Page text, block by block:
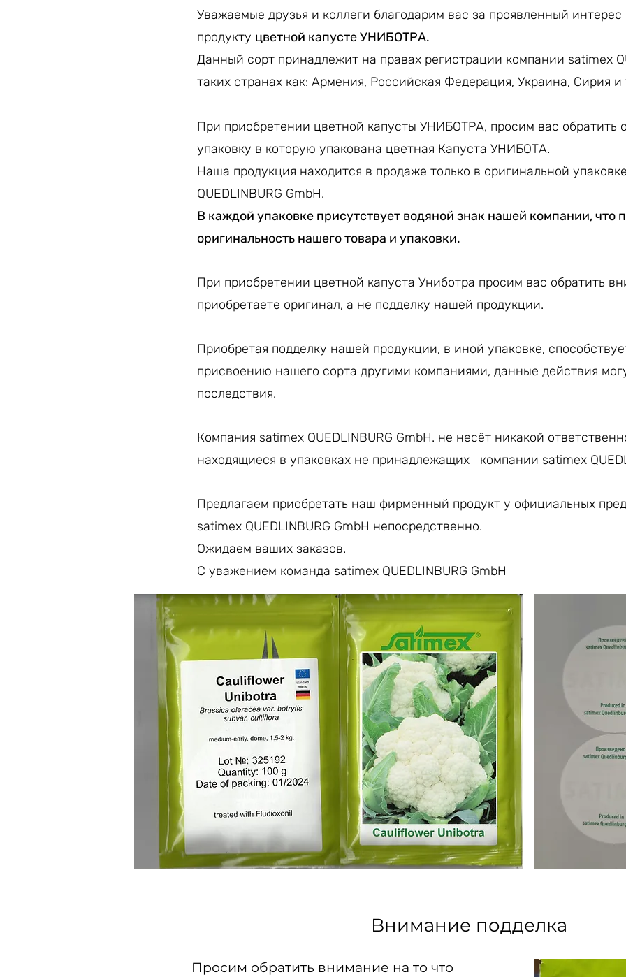
Уважаемые друзья и коллеги благодарим вас за проявленный
продукту цветной капусте УНИБОТРА.
Данный сорт принадлежит на правах регистрации компании satimex
таких странах как: Армения, Российская Федерация, Украина, Сирия и
При приобретении цветной капусты УНИБОТРА, просим вас обратить
упаковку в которую упакована цветная Капуста УНИБОТА.
Наша продукция находится в продаже только в оригинальной
QUEDLINBURG GmbH.
В каждой упаковке присутствует водяной знак нашей компании, что
оригинальность нашего товара и упаковки.
При приобретении цветной капуста Униботра просим вас обратить
приобретаете оригинал, а не подделку нашей продукции.
Приобретая подделку нашей продукции, в иной упаковке,
присвоению нашего сорта другими компаниями, данные действия
последствия.
Компания satimex QUEDLINBURG GmbH. не несёт никакой
находящиеся в упаковках не принадлежащих компании satimex
Предлагаем приобретать наш фирменный продукт у официальных
satimex QUEDLINBURG GmbH непосредственно.
Ожидаем ваших заказов.
С уважением команда satimex QUEDLINBURG GmbH
Внимание подделка
Просим обратить внимание на то что